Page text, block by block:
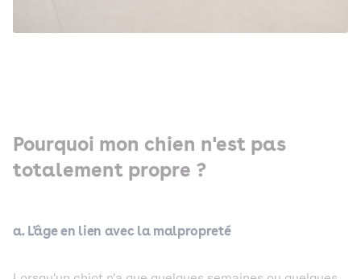
Pourquoi mon chien n'est pas
totalement propre ?
a. L'âge en lien avec la malpropreté